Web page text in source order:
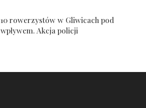
10 rowerzystów w Gliwicach pod
wpływem. Akcja policji